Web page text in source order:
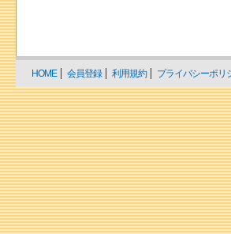
HOME 会員登録 利用規約 プライバシーポリ